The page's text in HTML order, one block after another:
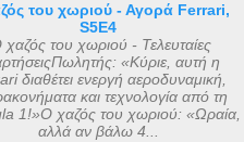
του χωριού - Αγορά Ferrari,
S5E4
χαζός του χωριού - Τελευταίες
«Κύριε, αυτή η
διαθέτει ενεργή αεροδυναμική,
και τεχνολογία από τη
1!»Ο χαζός του χωριού: «Ωραία,
αλλά αν βάλω 4...